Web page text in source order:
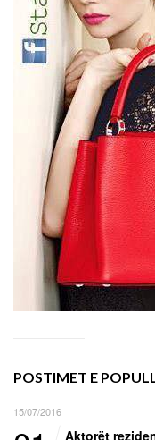
POSTIMET E
15/07/2016
Aktorët